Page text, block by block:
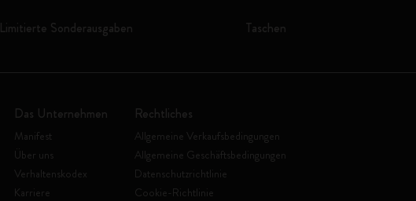
Limitierte Sonderausgaben Taschen
Das Unternehmen
Manifest
Über uns
Verhaltenskodex
Karriere
Rechtliches
Allgemeine Verkaufsbedingungen
Allgemeine Geschäftsbedingungen
Datenschutzrichtlinie
Cookie-Richtlinie